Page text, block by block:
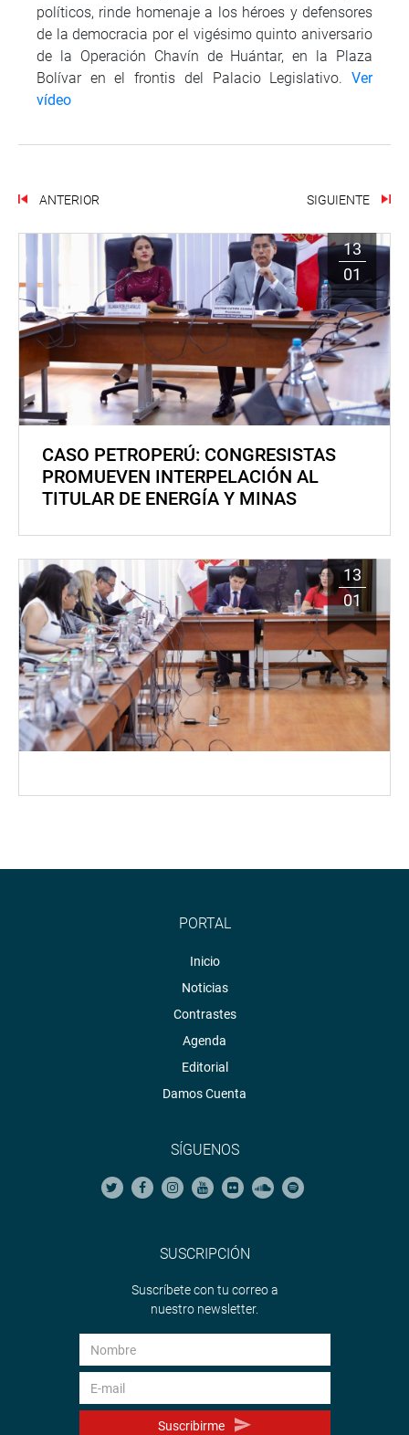
políticos, rinde homenaje a los héroes y defensores
de la democracia por el vigésimo quinto aniversario
de la Operación Chavín de Huántar, en la Plaza
Bolívar en el frontis del Palacio Legislativo. Ver
vídeo
ANTERIOR SIGUIENTE
13
01
CASO PETROPERÚ: CONGRESISTAS
PROMUEVEN INTERPELACIÓN AL
TITULAR DE ENERGÍA Y MINAS
13
01
PORTAL
Inicio
Noticias
Contrastes
Agenda
Editorial
Damos Cuenta
SÍGUENOS
SUSCRIPCIÓN
Suscríbete con tu correo a
nuestro newsletter.
Suscribirme